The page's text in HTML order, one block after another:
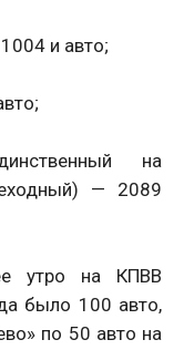
и авто;
на
— 2089
утро на КПВВ
было 100 авто,
по 50 авто на